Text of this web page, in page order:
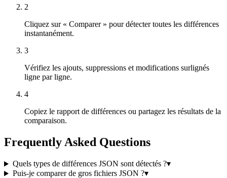
2
Cliquez sur « Comparer » pour détecter toutes les différences
instantanément.
3
Vérifiez les ajouts, suppressions et modifications surlignés
ligne par ligne.
4
Copiez le rapport de différences ou partagez les résultats de la
comparaison.
Frequently Asked Questions
Quels types de différences JSON sont détectés ?▾
Puis-je comparer de gros fichiers JSON ?▾